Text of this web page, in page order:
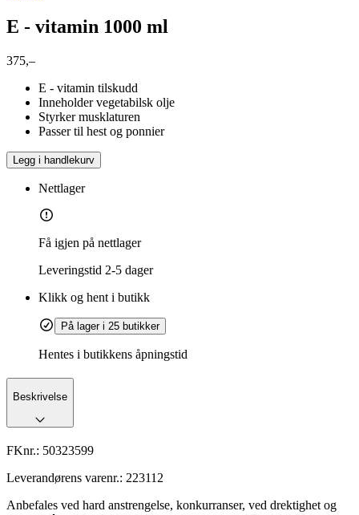
E - vitamin 1000 ml
375,–
E - vitamin tilskudd
Inneholder vegetabilsk olje
Styrker musklaturen
Passer til hest og ponnier
Legg i handlekurv
Nettlager
Få igjen på nettlager
Leveringstid 2-5 dager
Klikk og hent i butikk
På lager i 25 butikker
Hentes i butikkens åpningstid
Beskrivelse
FKnr.: 50323599
Leverandørens varenr.: 223112
Anbefales ved hard anstrengelse, konkurranser, ved drektighet og